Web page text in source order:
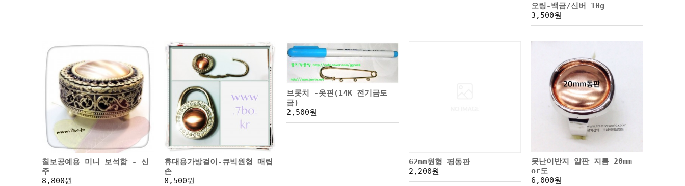
오링-백금/신버 10g
3,500원
칠보공예용 미니 보석함 - 신
주
8,800원
휴대용가방걸이-큐빅원형 매립
손
8,500원
브롯치 -옷핀(14K 전기금도
금)
2,500원
62mm원형 평동판
2,200원
못난이반지 알판 지름 20mm
or도
6,000원